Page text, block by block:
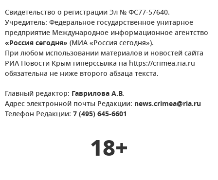
Свидетельство о регистрации Эл № ФС77-57640.
Учредитель: Федеральное государственное унитарное
предприятие Международное информационное агентство
«Россия сегодня» (МИА «Россия сегодня»).
При любом использовании материалов и новостей сайта
РИА Новости Крым гиперссылка на https://crimea.ria.ru
обязательна не ниже второго абзаца текста.
Главный редактор: Гаврилова А.В.
Адрес электронной почты Редакции: news.crimea@ria.ru
Телефон Редакции: 7 (495) 645-6601
18+